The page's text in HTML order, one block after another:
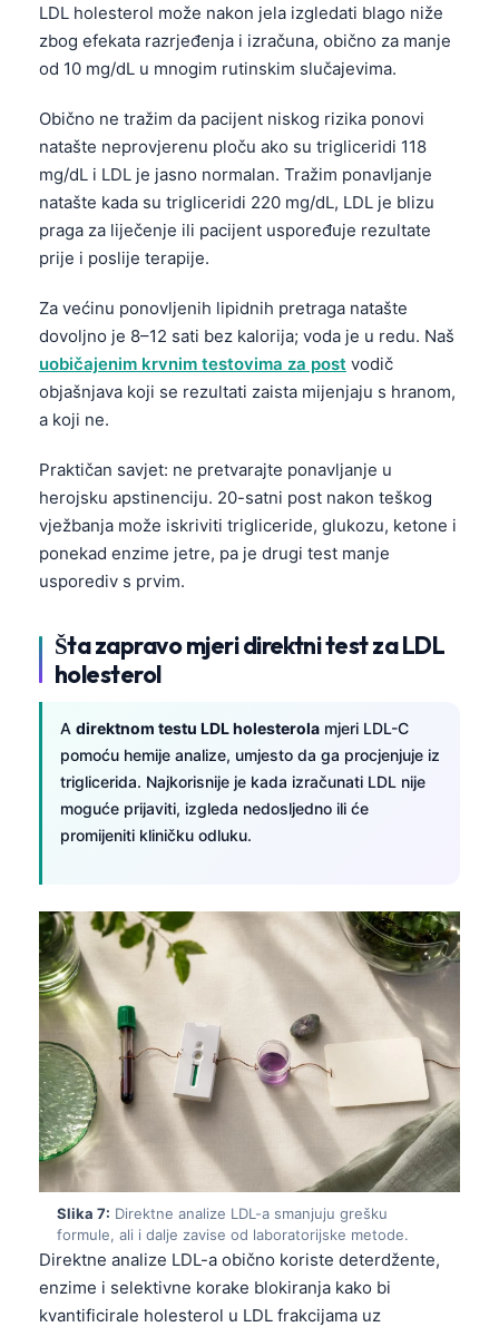
LDL holesterol može nakon jela izgledati blago niže
zbog efekata razrjeđenja i izračuna, obično za manje
od 10 mg/dL u mnogim rutinskim slučajevima.
Obično ne tražim da pacijent niskog rizika ponovi
natašte neprovjerenu ploču ako su trigliceridi 118
mg/dL i LDL je jasno normalan. Tražim ponavljanje
natašte kada su trigliceridi 220 mg/dL, LDL je blizu
praga za liječenje ili pacijent uspoređuje rezultate
prije i poslije terapije.
Za većinu ponovljenih lipidnih pretraga natašte
dovoljno je 8–12 sati bez kalorija; voda je u redu. Naš
uobičajenim krvnim testovima za post vodič
objašnjava koji se rezultati zaista mijenjaju s hranom,
a koji ne.
Praktičan savjet: ne pretvarajte ponavljanje u
herojsku apstinenciju. 20-satni post nakon teškog
vježbanja može iskriviti trigliceride, glukozu, ketone i
ponekad enzime jetre, pa je drugi test manje
usporediv s prvim.
Šta zapravo mjeri direktni test za LDL
holesterol
A direktnom testu LDL holesterola mjeri LDL-C
pomoću hemije analize, umjesto da ga procjenjuje iz
triglicerida. Najkorisnije je kada izračunati LDL nije
moguće prijaviti, izgleda nedosljedno ili će
promijeniti kliničku odluku.
Slika 7: Direktne analize LDL-a smanjuju grešku
formule, ali i dalje zavise od laboratorijske metode.
Direktne analize LDL-a obično koriste deterdžente,
enzime i selektivne korake blokiranja kako bi
kvantificirale holesterol u LDL frakcijama uz
मराठी
తెలుగు
தமிழ்
ગુજરાતી
മലയാളം
Bahasa Melayu
Tiếng Việt
Tagalog
ไทย
ဗမာစာ
አማርኛ
Українська
O‘zbekcha
Català
Қазақ тілі
Suomi
Slovenčina
كوردی‎
پښتو
سنڌي
සිංහල
অসমীয়া
Galego
Latviešu valoda
Euskara
Gàidhlig
Occitan
العربية المغربية
Монгол
ພາສາລາວ